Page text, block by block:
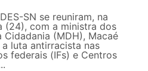
SN se reuniram, na
(24), com a ministra dos
Cidadania (MDH), Macaé
luta antirracista nas
federais (IFs) e Centros